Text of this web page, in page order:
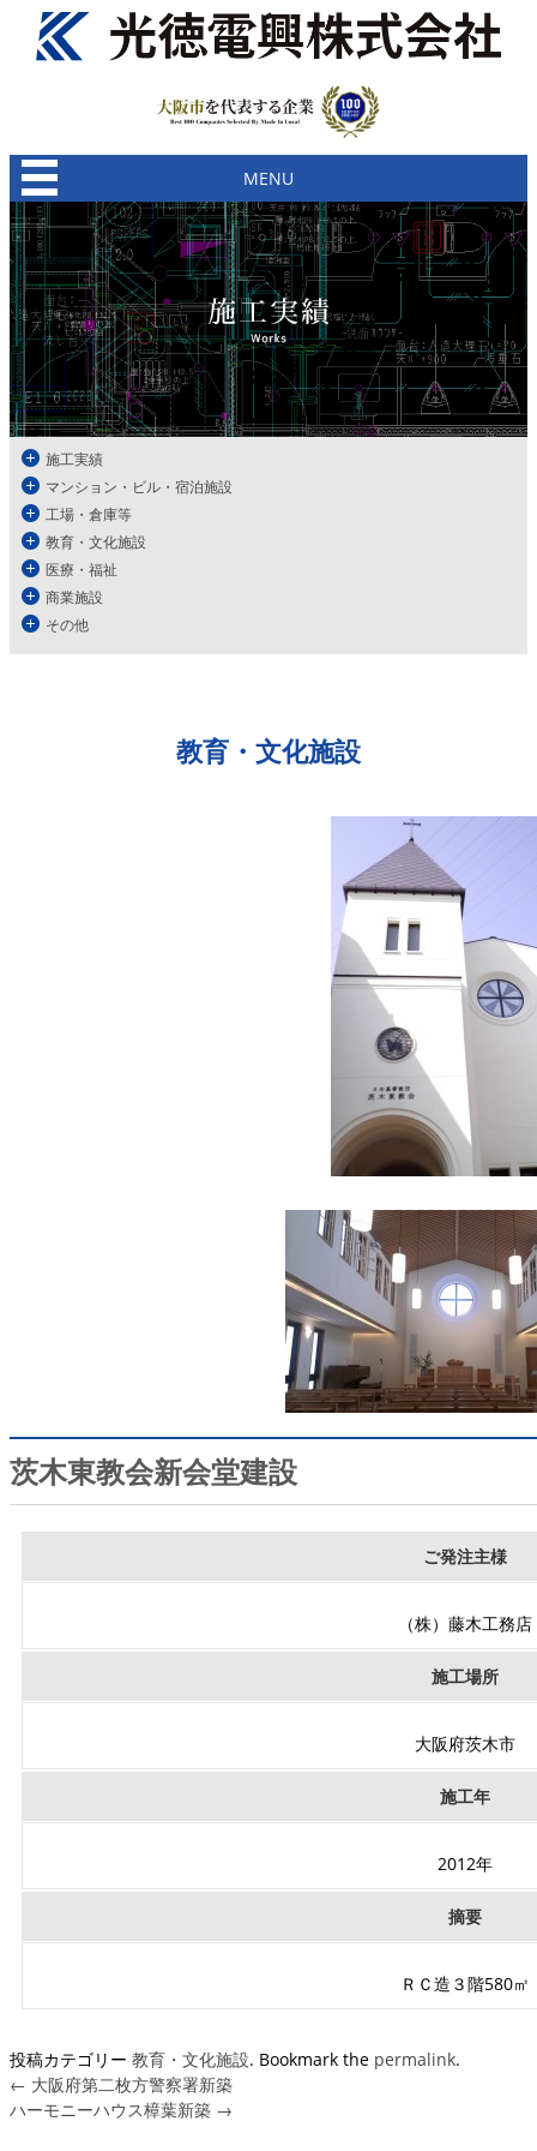
MENU
施工実績
マンション・ビル・宿泊施設
工場・倉庫等
教育・文化施設
医療・福祉
商業施設
その他
教育・文化施設
茨木東教会新会堂建設
ご発注主様
（株）藤木工務店
施工場所
大阪府茨木市
施工年
2012年
摘要
ＲＣ造３階580㎡
投稿カテゴリー 教育・文化施設. Bookmark the permalink.
← 大阪府第二枚方警察署新築
ハーモニーハウス樟葉新築 →